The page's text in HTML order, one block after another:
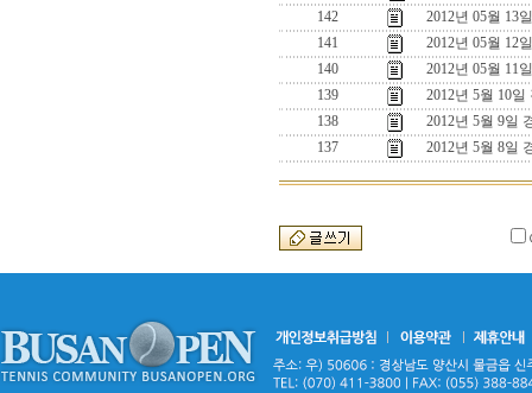
142
2012년 05월 13
141
2012년 05월 12
140
2012년 05월 11
139
2012년 5월 10일
138
2012년 5월 9일
137
2012년 5월 8일